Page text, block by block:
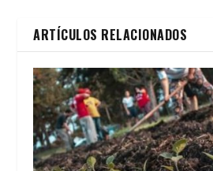
ARTÍCULOS RELACIONADOS